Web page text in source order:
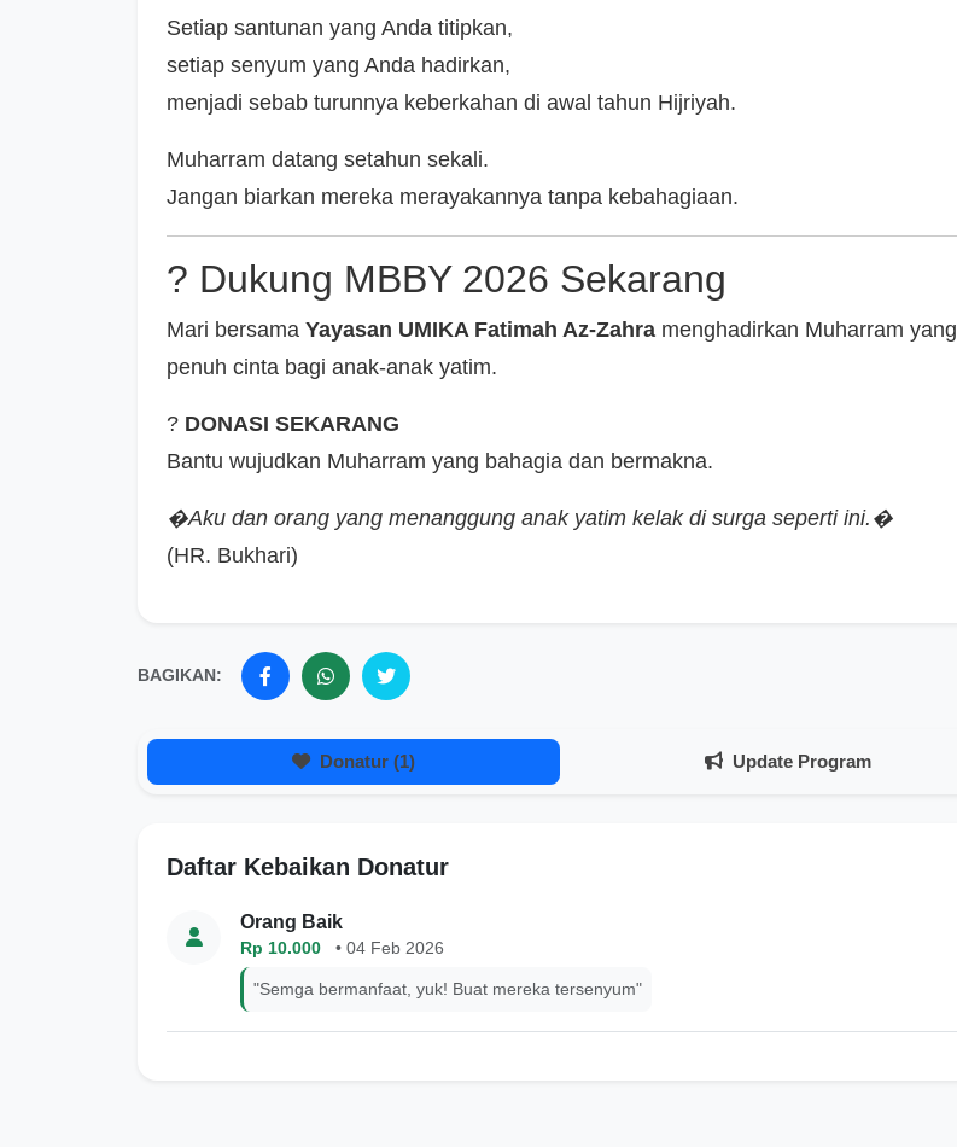
Setiap santunan yang Anda titipkan,
setiap senyum yang Anda hadirkan,
menjadi sebab turunnya keberkahan di awal tahun Hijriyah.
Muharram datang setahun sekali.
Jangan biarkan mereka merayakannya tanpa kebahagiaan.
? Dukung MBBY 2026 Sekarang
Mari bersama Yayasan UMIKA Fatimah Az-Zahra menghadirkan Muharram yang
penuh cinta bagi anak-anak yatim.
? DONASI SEKARANG
Bantu wujudkan Muharram yang bahagia dan bermakna.
�Aku dan orang yang menanggung anak yatim kelak di surga seperti ini.�
(HR. Bukhari)
BAGIKAN:
Donatur (1) Update Program
Daftar Kebaikan Donatur
Orang Baik
Rp 10.000 • 04 Feb 2026
"Semga bermanfaat, yuk! Buat mereka tersenyum"